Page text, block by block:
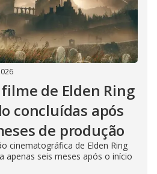
de Elden Ring
concluídas após
de produção
cinematográfica de Elden Ring
apenas seis meses após o início